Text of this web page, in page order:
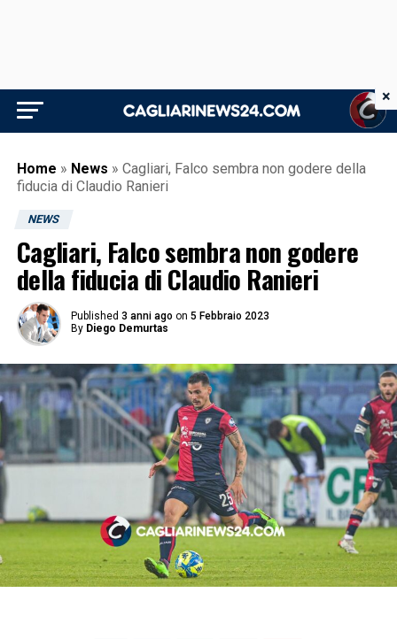
Home » News » Cagliari, Falco sembra non godere della
fiducia di Claudio Ranieri
NEWS
Cagliari, Falco sembra non godere
della fiducia di Claudio Ranieri
Published 3 anni ago on 5 Febbraio 2023
By Diego Demurtas
×